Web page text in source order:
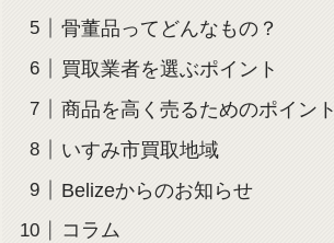
骨董品ってどんなもの？
買取業者を選ぶポイント
商品を高く売るためのポイント
いすみ市買取地域
Belizeからのお知らせ
コラム